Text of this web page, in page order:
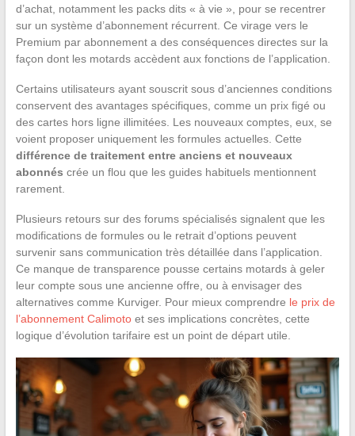
d’achat, notamment les packs dits « à vie », pour se recentrer
sur un système d’abonnement récurrent. Ce virage vers le
Premium par abonnement a des conséquences directes sur la
façon dont les motards accèdent aux fonctions de l’application.
Certains utilisateurs ayant souscrit sous d’anciennes conditions
conservent des avantages spécifiques, comme un prix figé ou
des cartes hors ligne illimitées. Les nouveaux comptes, eux, se
voient proposer uniquement les formules actuelles. Cette
différence de traitement entre anciens et nouveaux
abonnés crée un flou que les guides habituels mentionnent
rarement.
Plusieurs retours sur des forums spécialisés signalent que les
modifications de formules ou le retrait d’options peuvent
survenir sans communication très détaillée dans l’application.
Ce manque de transparence pousse certains motards à geler
leur compte sous une ancienne offre, ou à envisager des
alternatives comme Kurviger. Pour mieux comprendre le prix de
l’abonnement Calimotoet ses implications concrètes, cette
logique d’évolution tarifaire est un point de départ utile.